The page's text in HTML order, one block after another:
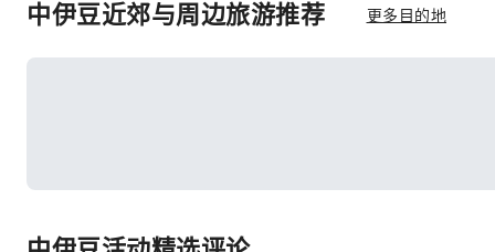
中伊豆近郊与周边旅游推荐 更多目的地